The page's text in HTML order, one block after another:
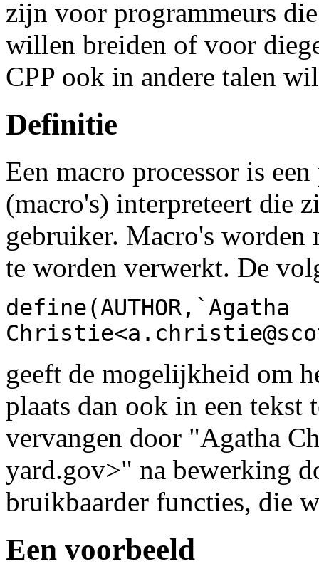
zijn voor programmeurs
willen breiden of voor
CPP ook in andere talen
Definitie
Een macro processor is
(macro's) interpreteert die
gebruiker. Macro's worden
te worden verwerkt. De
define(AUTHOR,`Agatha
geeft de mogelijkheid om
plaats dan ook in een tekst
vervangen door "Agatha
yard.gov>" na bewerking
bruikbaarder functies, die
Een voorbeeld